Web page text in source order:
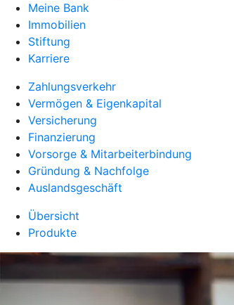
Meine Bank
Immobilien
Stiftung
Karriere
Zahlungsverkehr
Vermögen & Eigenkapital
Versicherung
Finanzierung
Vorsorge & Mitarbeiterbindung
Gründung & Nachfolge
Auslandsgeschäft
Übersicht
Produkte